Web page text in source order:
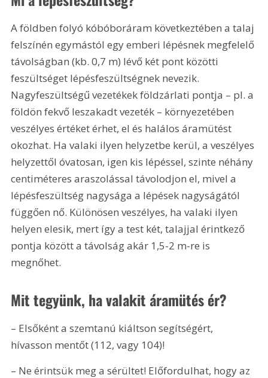
A földben folyó kóbóboráram következtében a talaj
felszínén egymástól egy emberi lépésnek megfelelő
távolságban (kb. 0,7 m) lévő két pont közötti
feszültséget lépésfeszültségnek nevezik.
Nagyfeszültségű vezetékek földzárlati pontja – pl. a
földön fekvő leszakadt vezeték – környezetében
veszélyes értéket érhet, el és halálos áramütést
okozhat. Ha valaki ilyen helyzetbe kerül, a veszélyes
helyzettől óvatosan, igen kis lépéssel, szinte néhány
centiméteres araszolással távolodjon el, mivel a
lépésfeszültség nagysága a lépések nagyságától
függően nő. Különösen veszélyes, ha valaki ilyen
helyen elesik, mert így a test két, talajjal érintkező
pontja között a távolság akár 1,5-2 m-re is
megnőhet.
Mit tegyünk, ha valakit áramütés ér?
– Elsőként a szemtanú kiáltson segítségért,
hívasson mentőt (112, vagy 104)!
– Ne érintsük meg a sérültet! Előfordulhat, hogy az